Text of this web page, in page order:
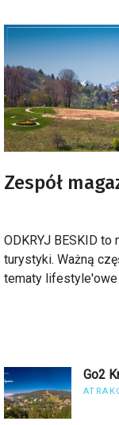
Zespół
ODKRYJ BESKID
turystyki. Ważną
tematy
Go2